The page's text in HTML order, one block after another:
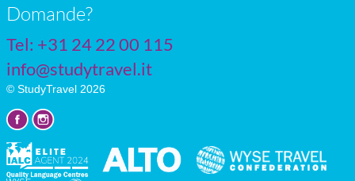
Domande?
Tel: +31 24 22 00 115
info@studytravel.it
© StudyTravel 2026